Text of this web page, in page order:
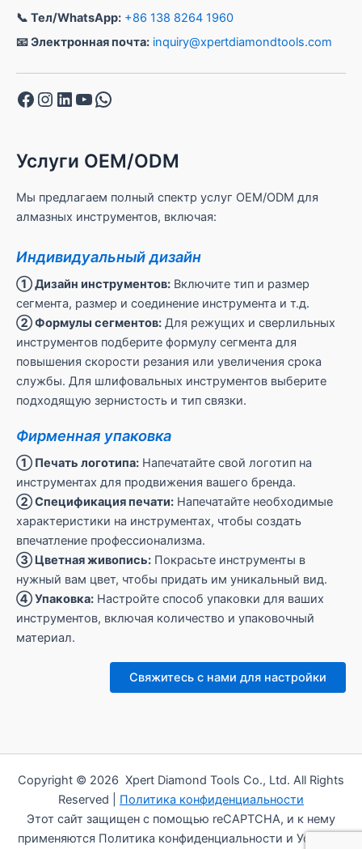
📞 Тел/WhatsApp: +86 138 8264 1960
📧 Электронная почта: inquiry@xpertdiamondtools.com
Facebook
Instagram
LinkedIn
YouTube
WhatsApp
Услуги OEM/ODM
Мы предлагаем полный спектр услуг OEM/ODM для
алмазных инструментов, включая:
Индивидуальный дизайн
① Дизайн инструментов: Включите тип и размер
сегмента, размер и соединение инструмента и т.д.
② Формулы сегментов: Для режущих и сверлильных
инструментов подберите формулу сегмента для
повышения скорости резания или увеличения срока
службы. Для шлифовальных инструментов выберите
подходящую зернистость и тип связки.
Фирменная упаковка
① Печать логотипа: Напечатайте свой логотип на
инструментах для продвижения вашего бренда.
② Спецификация печати: Напечатайте необходимые
характеристики на инструментах, чтобы создать
впечатление профессионализма.
③ Цветная живопись: Покрасьте инструменты в
нужный вам цвет, чтобы придать им уникальный вид.
④ Упаковка: Настройте способ упаковки для ваших
инструментов, включая количество и упаковочный
материал.
Свяжитесь с нами для настройки
Copyright © 2026 Xpert Diamond Tools Co., Ltd. All Rights
Reserved | Политика конфиденциальности
Этот сайт защищен с помощью reCAPTCHA, и к нему
применяются Политика конфиденциальности и Условия